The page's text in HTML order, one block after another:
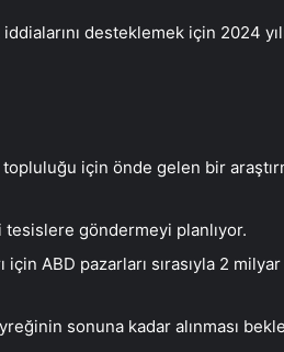
desteklemek için 2024
için önde gelen bir
tesislere göndermeyi planlıyor.
ABD pazarları sırasıyla 2
sonuna kadar alınması